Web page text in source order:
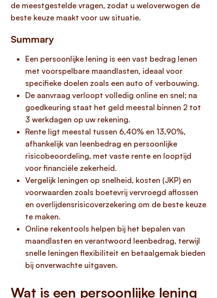
de meestgestelde vragen, zodat u weloverwogen de
beste keuze maakt voor uw situatie.
Summary
Een persoonlijke lening is een vast bedrag lenen
met voorspelbare maandlasten, ideaal voor
specifieke doelen zoals een auto of verbouwing.
De aanvraag verloopt volledig online en snel; na
goedkeuring staat het geld meestal binnen 2 tot
3 werkdagen op uw rekening.
Rente ligt meestal tussen 6,40% en 13,90%,
afhankelijk van leenbedrag en persoonlijke
risicobeoordeling, met vaste rente en looptijd
voor financiële zekerheid.
Vergelijk leningen op snelheid, kosten (JKP) en
voorwaarden zoals boetevrij vervroegd aflossen
en overlijdensrisicoverzekering om de beste keuze
te maken.
Online rekentools helpen bij het bepalen van
maandlasten en verantwoord leenbedrag, terwijl
snelle leningen flexibiliteit en betaalgemak bieden
bij onverwachte uitgaven.
Wat is een persoonlijke lening